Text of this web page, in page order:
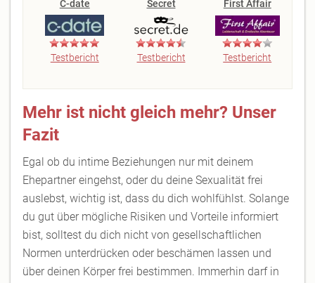
C-date
Testbericht
Secret
Testbericht
First Affair
Testbericht
Mehr ist nicht gleich mehr? Unser
Fazit
Egal ob du intime Beziehungen nur mit deinem
Ehepartner eingehst, oder du deine Sexualität frei
auslebst, wichtig ist, dass du dich wohlfühlst. Solange
du gut über mögliche Risiken und Vorteile informiert
bist, solltest du dich nicht von gesellschaftlichen
Normen unterdrücken oder beschämen lassen und
über deinen Körper frei bestimmen. Immerhin darf in